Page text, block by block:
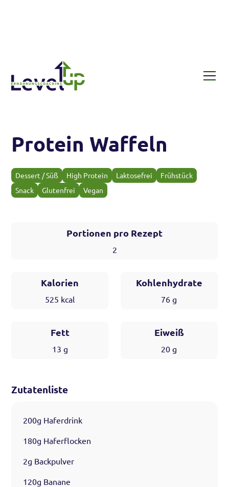
Protein Waffeln
Dessert / Süß High Protein Laktosefrei
Frühstück
Snack
Glutenfrei Vegan
Portionen pro Rezept
2
Kalorien
525 kcal
Kohlenhydrate
76 g
Fett
13 g
Eiweiß
20 g
Zutatenliste
200g Haferdrink
180g Haferflocken
2g Backpulver
120g Banane